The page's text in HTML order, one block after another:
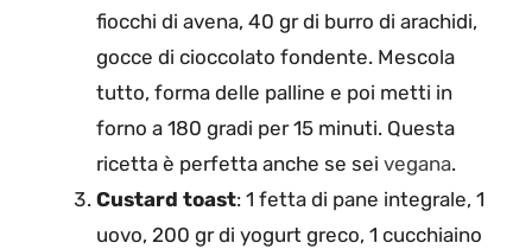
fiocchi di avena, 40 gr di burro di arachidi,
gocce di cioccolato fondente. Mescola
tutto, forma delle palline e poi metti in
forno a 180 gradi per 15 minuti. Questa
ricetta è perfetta anche se sei vegana.
Custard toast: 1 fetta di pane integrale, 1
uovo, 200 gr di yogurt greco, 1 cucchiaino